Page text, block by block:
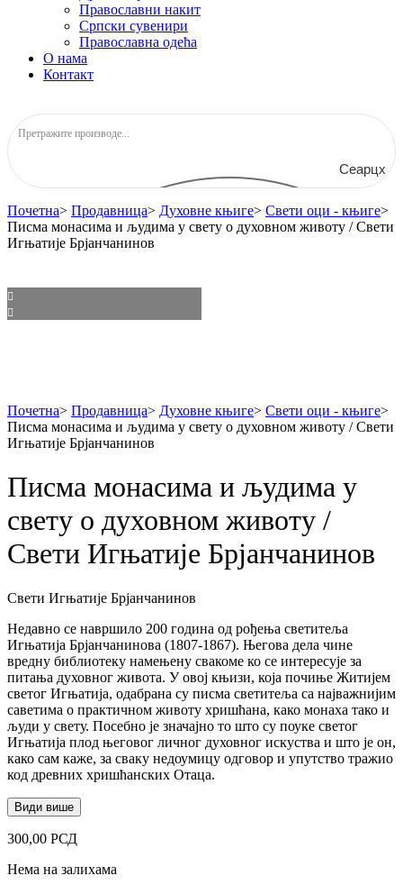
Православни накит
Српски сувенири
Православна одећа
О нама
Контакт
Сеарцх
Почетна> Продавница> Духовне књиге> Свети оци - књиге>
Писма монасима и људима у свету о духовном животу / Свети
Игњатије Брјанчанинов
Почетна> Продавница> Духовне књиге> Свети оци - књиге>
Писма монасима и људима у свету о духовном животу / Свети
Игњатије Брјанчанинов
Писма монасима и људима у
свету о духовном животу /
Свети Игњатије Брјанчанинов
Свети Игњатије Брјанчанинов
Недавно се навршило 200 година од рођења светитеља
Игњатија Брјанчанинова (1807-1867). Његова дела чине
вредну библиотеку намењену свакоме ко се интересује за
питања духовног живота. У овој књизи, која почиње Житијем
светог Игњатија, одабрана су писма светитеља са најважнијим
саветима о практичном животу хришћана, како монаха тако и
људи у свету. Посебно је значајно то што су поуке светог
Игњатија плод његовог личног духовног искуства и што је он,
како сам каже, за сваку недоумицу одговор и упутство тражио
код древних хришћанских Отаца.
Види више
300,00 РСД
Нема на залихама